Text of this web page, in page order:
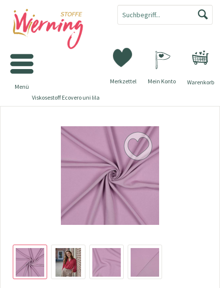
Warenkorb
Merkzettel Mein Konto
Menü
Viskosestoff Ecovero uni lila